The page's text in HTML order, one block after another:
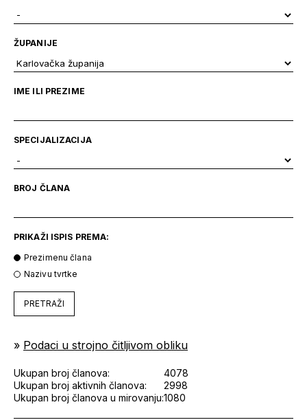
ŽUPANIJE
IME ILI PREZIME
SPECIJALIZACIJA
BROJ ČLANA
PRIKAŽI ISPIS PREMA:
Prezimenu člana
Nazivu tvrtke
PRETRAŽI
» Podaci u strojno čitljivom obliku
Ukupan broj članova:
4078
Ukupan broj aktivnih članova:
2998
Ukupan broj članova u mirovanju:1080